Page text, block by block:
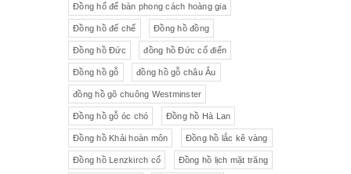
Đồng hổ để bàn phong cách hoàng gia
Đồng hồ đế chế Đồng hồ đồng
Đồng hồ Đức đồng hồ Đức cổ điển
Đồng hồ gỗ đồng hồ gỗ châu Âu
đồng hồ gõ chuông Westminster
Đồng hồ gỗ óc chó Đồng hồ Hà Lan
Đồng hồ Khải hoàn môn Đồng hồ lắc kê vàng
Đồng hồ Lenzkirch cổ Đồng hồ lịch mặt trăng